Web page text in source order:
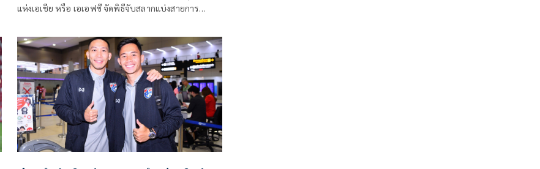
แห่งเอเชีย หรือ เอเอฟซี จัดพิธีจับสลากแบ่งสายการ
สุดท้าย หรือ AFC U17 Asian Cup 2025 ที่ประเทศ
ซาอุดีอาระเบีย ที่จะทำการแข่งขันระหว่างวันที่ 3-20
เมษายน 2568